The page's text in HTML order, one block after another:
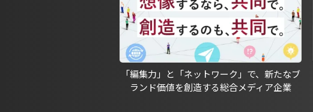
「編集力」と「ネットワーク」で、新たなブ
ランド価値を創造する総合メディア企業